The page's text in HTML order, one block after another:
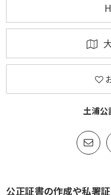
土浦公
公正証書の作成や私署